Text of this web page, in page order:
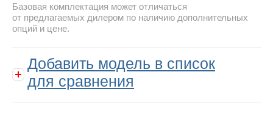
Базовая комплектация может отличаться
от предлагаемых дилером по наличию дополнительных
опций и цене.
Добавить модель в список
для сравнения